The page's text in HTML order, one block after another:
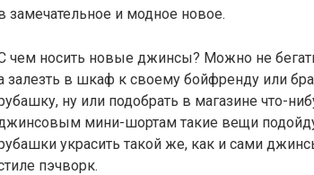
замечательное и модное новое.
чем носить новые джинсы? Можно не
залезть в шкаф к своему бойфренду или
ну или подобрать в магазине что-
мини-шортам такие вещи
украсить такой же, как и сами
пэчворк.